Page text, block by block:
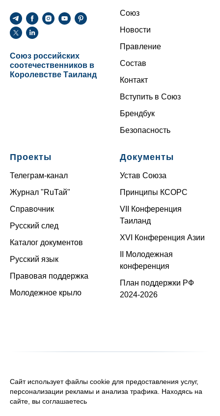
Союз российских
соотечественников в
Королевстве Таиланд
Союз
Новости
Правление
Состав
Контакт
Вступить в Союз
Брендбук
Безопасность
Проекты
Телеграм-канал
Журнал "RuТай"
Справочник
Русский след
Каталог документов
Русский язык
Правовая поддержка
Молодежное крыло
Документы
Устав Союза
Принципы КСОРС
VII Конференция
Таиланд
XVI Конференция Азии
II Молодежная
конференция
План поддержки РФ
2024-2026
Сайт использует файлы cookie для предоставления услуг,
персонализации рекламы и анализа трафика. Находясь на
сайте, вы соглашаетесь